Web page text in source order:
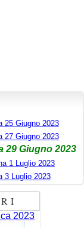
25 Giugno 2023
27 Giugno 2023
29 Giugno 2023
1 Luglio 2023
3 Luglio 2023
2023